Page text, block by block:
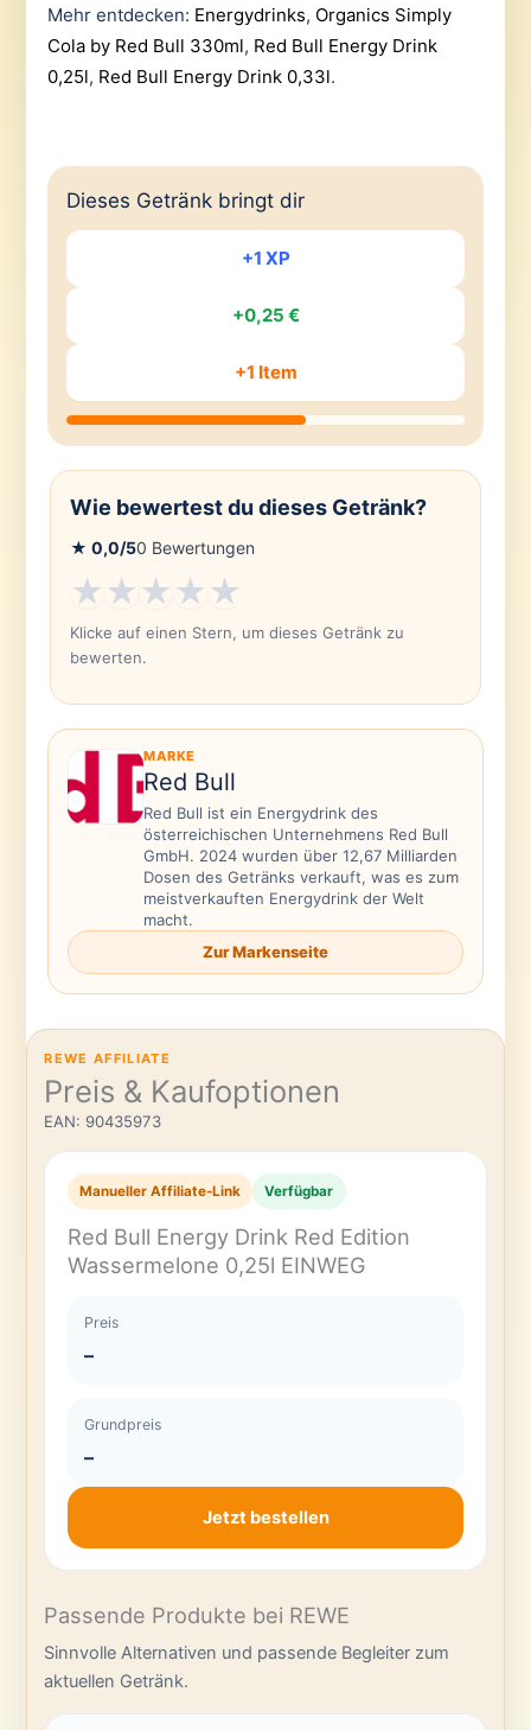
Mehr entdecken: Energydrinks, Organics Simply
Cola by Red Bull 330ml, Red Bull Energy Drink
0,25l, Red Bull Energy Drink 0,33l.
Dieses Getränk bringt dir
+1 XP
+0,25 €
+1 Item
Wie bewertest du dieses Getränk?
★ 0,0/50 Bewertungen
★★★★★
Klicke auf einen Stern, um dieses Getränk zu
bewerten.
MARKE
Red Bull
Red Bull ist ein Energydrink des
österreichischen Unternehmens Red Bull
GmbH. 2024 wurden über 12,67 Milliarden
Dosen des Getränks verkauft, was es zum
meistverkauften Energydrink der Welt
macht.
Zur Markenseite
REWE AFFILIATE
Preis & Kaufoptionen
EAN: 90435973
Manueller Affiliate-Link Verfügbar
Red Bull Energy Drink Red Edition
Wassermelone 0,25l EINWEG
Preis
–
Grundpreis
–
Jetzt bestellen
Passende Produkte bei REWE
Sinnvolle Alternativen und passende Begleiter zum
aktuellen Getränk.